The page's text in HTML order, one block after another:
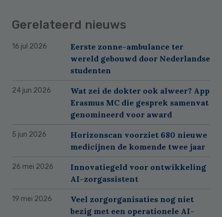
Gerelateerd nieuws
16 jul 2026
Eerste zonne-ambulance ter
wereld gebouwd door Nederlandse
studenten
24 jun 2026
Wat zei de dokter ook alweer? App
Erasmus MC die gesprek samenvat
genomineerd voor award
5 jun 2026
Horizonscan voorziet 680 nieuwe
medicijnen de komende twee jaar
26 mei 2026
Innovatiegeld voor ontwikkeling
AI-zorgassistent
19 mei 2026
Veel zorgorganisaties nog niet
bezig met een operationele AI-